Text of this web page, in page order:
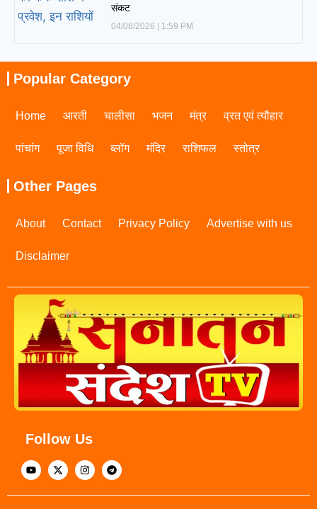
संकट
04/08/2026 1:59 PM
Popular Category
Home आरती चालीसा भजन मंत्र व्रत एवं त्यौहार
पांचांग पूजा विधि ब्लॉग मंदिर राशिफल स्तोत्र
Other Pages
About Contact Privacy Policy Advertise with us
Disclaimer
Follow Us